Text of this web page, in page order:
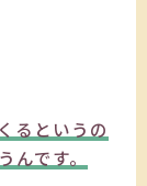
るというの
です。